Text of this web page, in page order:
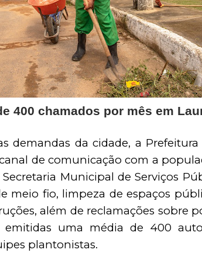
400 chamados por mês em
demandas da cidade, a
de comunicação com a
Municipal de Serviços
meio fio, limpeza de espaços
além de reclamações sobre
emitidas uma média de 400
plantonistas.